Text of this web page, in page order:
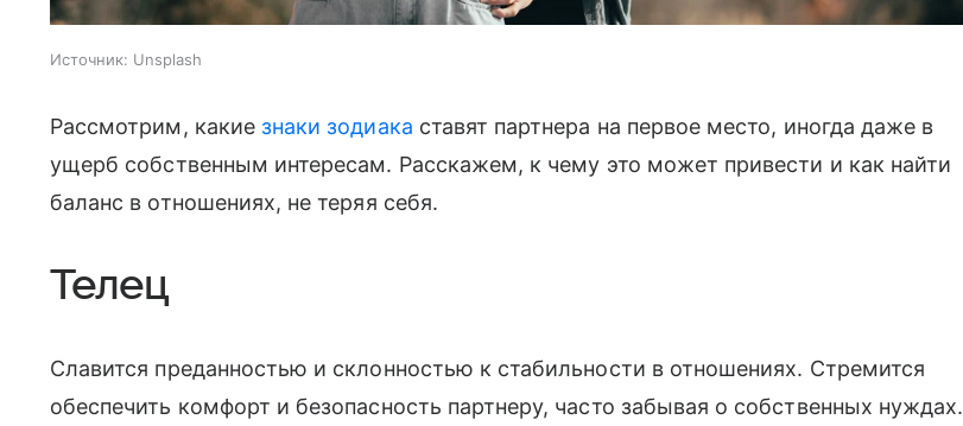
Источник: Unsplash
Рассмотрим, какие знаки зодиака ставят партнера на первое место, иногда даже в
ущерб собственным интересам. Расскажем, к чему это может привести и как найти
баланс в отношениях, не теряя себя.
Телец
Славится преданностью и склонностью к стабильности в отношениях. Стремится
обеспечить комфорт и безопасность партнеру, часто забывая о собственных нуждах.